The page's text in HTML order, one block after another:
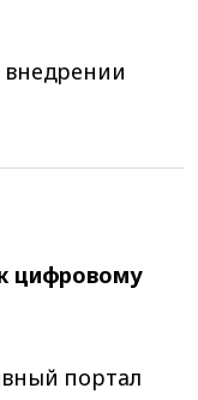
цифровому
портал